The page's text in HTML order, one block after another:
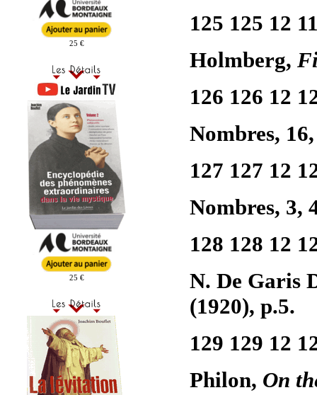
25 €
25 €
125 125 12
Holmberg,
126 126 12
Nombres,
127 127 12
Nombres, 3,
128 128 12
N. De Garis
(1920), p.5.
129 129 12
Philon, On